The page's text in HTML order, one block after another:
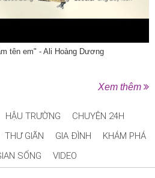
tên em" - Ali Hoàng Dương
Xem thêm
HẬU TRƯỜNG
CHUYỆN 24H
THƯ GIÃN GIA ĐÌNH
KHÁM PHÁ
SỐNG
VIDEO